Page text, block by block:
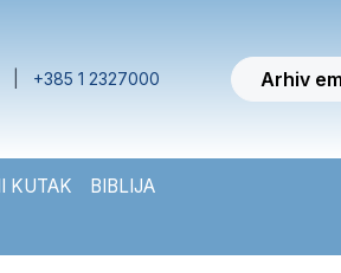
+385 1 2327000 Arhiv
KUTAK
BIBLIJA